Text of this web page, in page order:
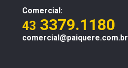
Comercial:
43 3379.1180
comercial@paiquere.com.br